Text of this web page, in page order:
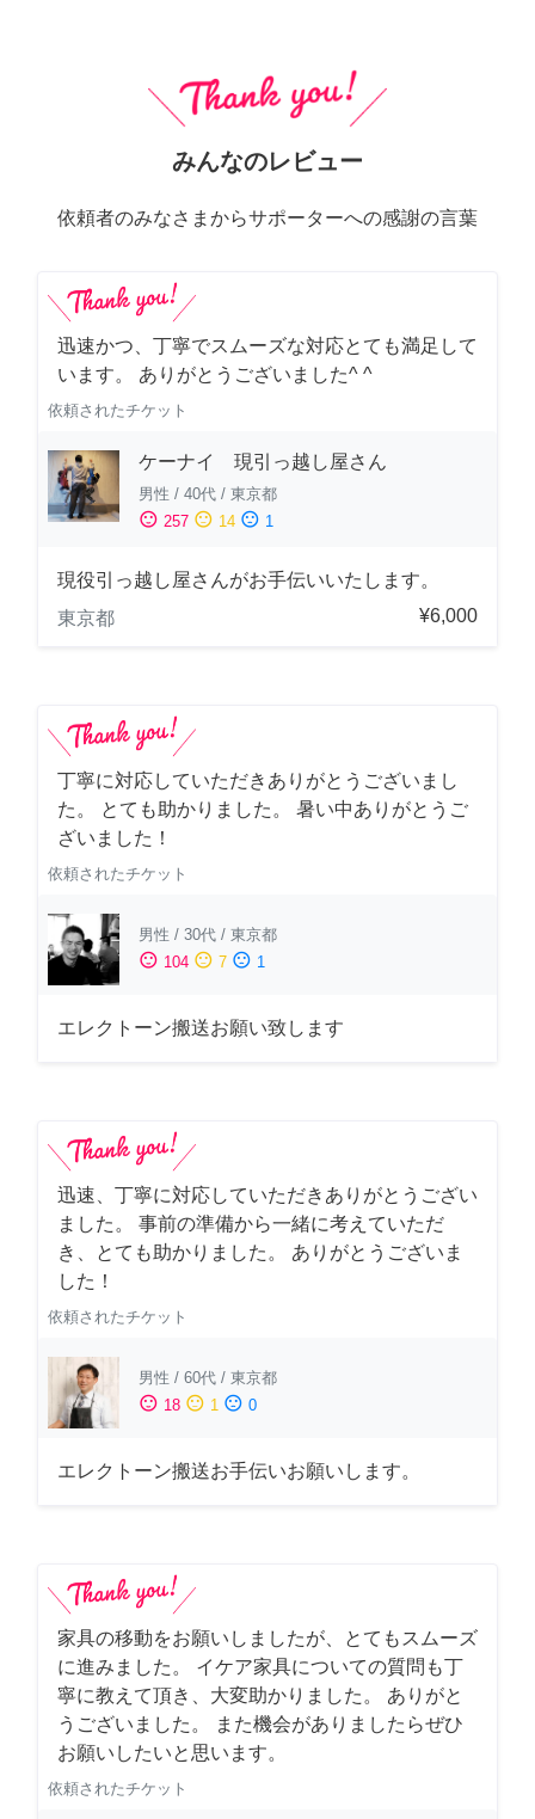
みんなのレビュー
依頼者のみなさまからサポーターへの感謝の言葉
迅速かつ、丁寧でスムーズな対応とても満足して
います。 ありがとうございました^ ^
依頼されたチケット
ケーナイ 現引っ越し屋さん
男性 / 40代 / 東京都
sentiment_satisfied 257 sentiment_neutral 14 sentiment_dissatisfied 1
現役引っ越し屋さんがお手伝いいたします。
東京都
¥6,000
丁寧に対応していただきありがとうございまし
た。 とても助かりました。 暑い中ありがとうご
ざいました！
依頼されたチケット
男性 / 30代 / 東京都
sentiment_satisfied 104 sentiment_neutral 7 sentiment_dissatisfied 1
エレクトーン搬送お願い致します
迅速、丁寧に対応していただきありがとうござい
ました。 事前の準備から一緒に考えていただ
き、とても助かりました。 ありがとうございま
した！
依頼されたチケット
男性 / 60代 / 東京都
sentiment_satisfied 18 sentiment_neutral 1 sentiment_dissatisfied 0
エレクトーン搬送お手伝いお願いします。
家具の移動をお願いしましたが、とてもスムーズ
に進みました。 イケア家具についての質問も丁
寧に教えて頂き、大変助かりました。 ありがと
うございました。 また機会がありましたらぜひ
お願いしたいと思います。
依頼されたチケット